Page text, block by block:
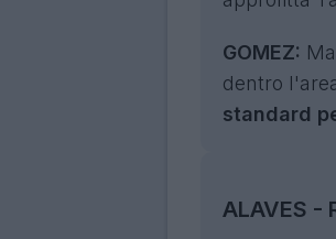
GOMEZ:
dentro
standard
ALAVES -